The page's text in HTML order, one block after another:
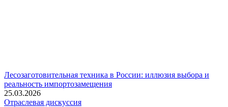
Лесозаготовительная техника в России: иллюзия выбора и
реальность импортозамещения
25.03.2026
Отраслевая дискуссия